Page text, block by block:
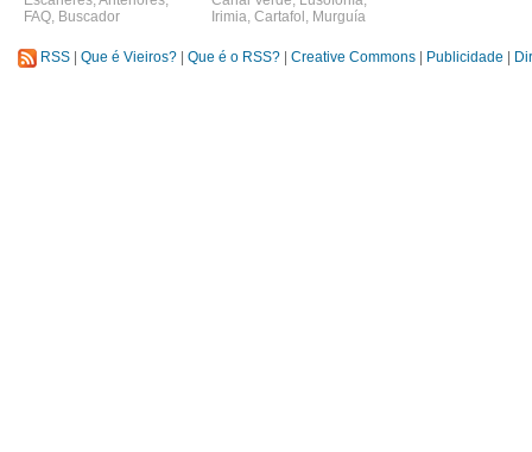
FAQ, Buscador
Irimia, Cartafol , Murguía
RSS Que é Vieiros? Que é o RSS? Creative Commons Publicidade